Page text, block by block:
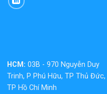
HCM: 03B - 970 Nguyễn Duy
Trinh, P Phú Hữu, TP Thủ Đức,
TP Hồ Chí Minh